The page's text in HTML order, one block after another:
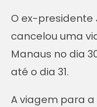
O ex-presidente
cancelou uma
Manaus no dia
até o dia 31.
A viagem para